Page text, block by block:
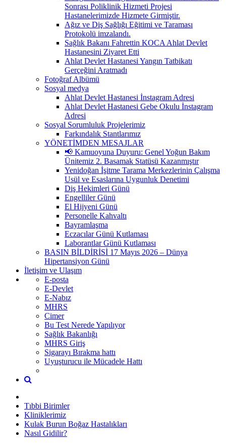
Sonrası Poliklinik Hizmeti Projesi
Hastanelerimizde Hizmete Girmiştir.
Ağız ve Diş Sağlığı Eğitimi ve Taraması
Protokolü imzalandı.
Sağlık Bakanı Fahrettin KOCA Ahlat Devlet
Hastanesini Ziyaret Etti
Ahlat Devlet Hastanesi Yangın Tatbikatı
Gerçeğini Aratmadı
Fotoğraf Albümü
Sosyal medya
Ahlat Devlet Hastanesi İnstagram Adresi
Ahlat Devlet Hastanesi Gebe Okulu İnstagram
Adresi
Sosyal Sorumluluk Projelerimiz
Farkındalık Stantlarımız
YÖNETİMDEN MESAJLAR
📢 Kamuoyuna Duyuru: Genel Yoğun Bakım
Ünitemiz 2. Basamak Statüsü Kazanmıştır
Yenidoğan İşitme Tarama Merkezlerinin Çalışma
Usül ve Esaslarına Uygunluk Denetimi
Diş Hekimleri Günü
Engelliler Günü
El Hijyeni Günü
Personelle Kahvaltı
Bayramlaşma
Eczacılar Günü Kutlaması
Laborantlar Günü Kutlaması
BASIN BİLDİRİSİ 17 Mayıs 2026 – Dünya
Hipertansiyon Günü
İletişim ve Ulaşım
E-posta
E-Devlet
E-Nabız
MHRS
Cimer
Bu Test Nerede Yapılıyor
Sağlık Bakanlığı
MHRS Giriş
Sigarayı Bırakma hattı
Uyuşturucu ile Mücadele Hattı
Tıbbi Birimler
Kliniklerimiz
Kulak Burun Boğaz Hastalıkları
Nasıl Gidilir?